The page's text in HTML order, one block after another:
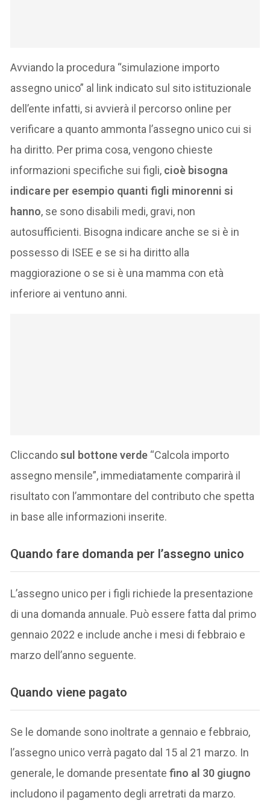
Avviando la procedura “simulazione importo
assegno unico” al link indicato sul sito istituzionale
dell’ente infatti, si avvierà il percorso online per
verificare a quanto ammonta l’assegno unico cui si
ha diritto. Per prima cosa, vengono chieste
informazioni specifiche sui figli, cioè bisogna
indicare per esempio quanti figli minorenni si
hanno, se sono disabili medi, gravi, non
autosufficienti. Bisogna indicare anche se si è in
possesso di ISEE e se si ha diritto alla
maggiorazione o se si è una mamma con età
inferiore ai ventuno anni.
Cliccandosul bottone verde “Calcola importo
assegno mensile”, immediatamente comparirà il
risultato con l’ammontare del contributo che spetta
in base alle informazioni inserite.
Quando fare domanda per l’assegno unico
L’assegno unico per i figli richiede la presentazione
di una domanda annuale. Può essere fatta dal primo
gennaio 2022 e include anche i mesi di febbraio e
marzo dell’anno seguente.
Quando viene pagato
Se le domande sono inoltrate a gennaio e febbraio,
l’assegno unico verrà pagato dal 15 al 21 marzo. In
generale, le domande presentatefino al 30 giugno
includono il pagamento degli arretrati da marzo.